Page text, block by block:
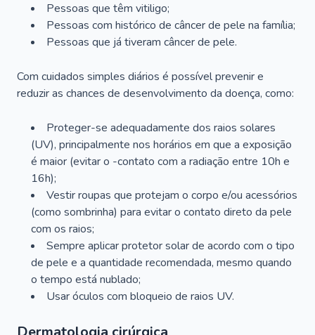
Pessoas que têm vitiligo;
Pessoas com histórico de câncer de pele na família;
Pessoas que já tiveram câncer de pele.
Com cuidados simples diários é possível prevenir e
reduzir as chances de desenvolvimento da doença, como:
Proteger-se adequadamente dos raios solares
(UV), principalmente nos horários em que a exposição
é maior (evitar o -contato com a radiação entre 10h e
16h);
Vestir roupas que protejam o corpo e/ou acessórios
(como sombrinha) para evitar o contato direto da pele
com os raios;
Sempre aplicar protetor solar de acordo com o tipo
de pele e a quantidade recomendada, mesmo quando
o tempo está nublado;
Usar óculos com bloqueio de raios UV.